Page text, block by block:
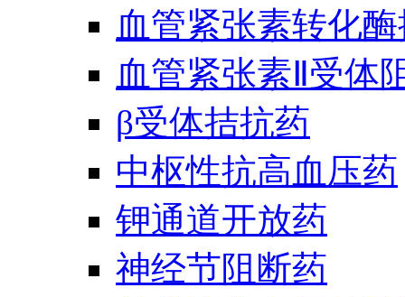
血管紧张素转化
血管紧张素Ⅱ受体
β受体拮抗药
中枢性抗高血压药
钾通道开放药
神经节阻断药